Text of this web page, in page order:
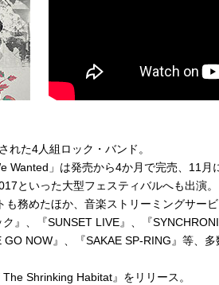
れた4人組ロック・バンド。
Wanted」は発売から4か月で完売、11月
といった大型フェスティバルへも出演。
務めたほか、音楽ストリーミングサー
』、『SUNSET LIVE』、『
NOW』、『SAKAE SP-RING』等、
Shrinking Habitat』をリリース。